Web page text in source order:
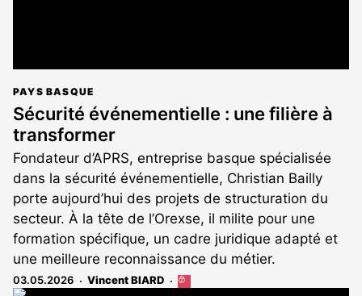
PAYS BASQUE
Sécurité événementielle : une filière à
transformer
Fondateur d’APRS, entreprise basque spécialisée
dans la sécurité événementielle, Christian Bailly
porte aujourd’hui des projets de structuration du
secteur. À la tête de l’Orexse, il milite pour une
formation spécifique, un cadre juridique adapté et
une meilleure reconnaissance du métier.
03.05.2026 Vincent BIARD
Cet